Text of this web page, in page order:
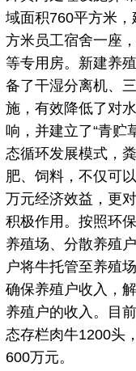
域面积760平方米
方米员工宿舍一座
等专用房。新建养
备了干湿分离机、
施，有效降低了对
响，并建立了“青贮
态循环发展模式，
肥、饲料，不仅可
万元经济效益，更
积极作用。按照环
养殖场、分散养殖
户将牛托管至养殖
确保养殖户收入，
养殖户的收入。目
态存栏肉牛1200头
600万元。